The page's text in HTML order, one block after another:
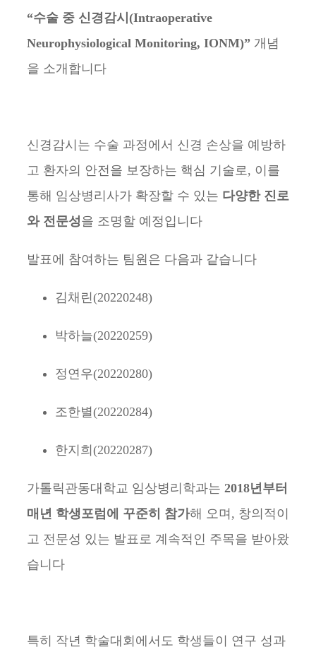
“수술 중 신경감시(Intraoperative
Neurophysiological Monitoring, IONM)” 개념
을 소개합니다
신경감시는 수술 과정에서 신경 손상을 예방하
고 환자의 안전을 보장하는 핵심 기술로, 이를
통해 임상병리사가 확장할 수 있는 다양한 진로
와 전문성을 조명할 예정입니다
발표에 참여하는 팀원은 다음과 같습니다
김채린(20220248)
박하늘(20220259)
정연우(20220280)
조한별(20220284)
한지희(20220287)
가톨릭관동대학교 임상병리학과는 2018년부터
매년 학생포럼에 꾸준히 참가해 오며, 창의적이
고 전문성 있는 발표로 계속적인 주목을 받아왔
습니다
특히 작년 학술대회에서도 학생들이 연구 성과